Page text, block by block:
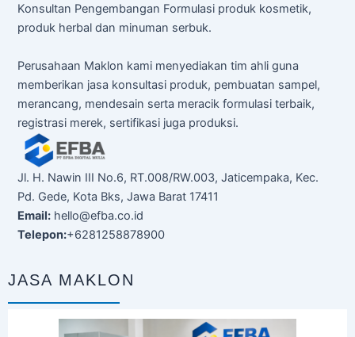
Konsultan Pengembangan Formulasi produk kosmetik,
produk herbal dan minuman serbuk.
Perusahaan Maklon kami menyediakan tim ahli guna
memberikan jasa konsultasi produk, pembuatan sampel,
merancang, mendesain serta meracik formulasi terbaik,
registrasi merek, sertifikasi juga produksi.
Jl. H. Nawin III No.6, RT.008/RW.003, Jaticempaka, Kec.
Pd. Gede, Kota Bks, Jawa Barat 17411
Email: hello@efba.co.id
Telepon:+6281258878900
JASA MAKLON